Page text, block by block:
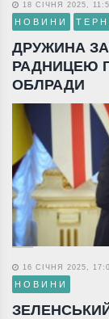
18 СІЧНЯ 2025,
НОВИНИ
ДРУЖИНА
РАДНИЦЕЮ
ОБЛРАДИ
16 СІЧНЯ 2025,
НОВИНИ